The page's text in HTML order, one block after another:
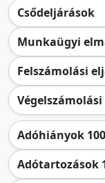
Csődeljárások
Munkaügyi
Felszámolási
Adóhiányok
Adótartozások